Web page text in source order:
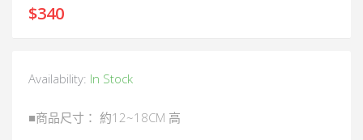
$340
Availability: In Stock
■商品尺寸： 約12~18CM 高